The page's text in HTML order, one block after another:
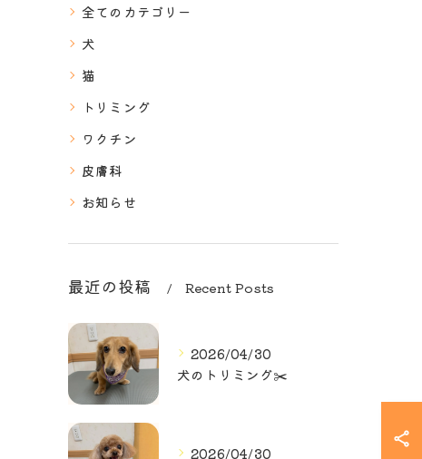
全てのカテゴリー
犬
猫
トリミング
ワクチン
皮膚科
お知らせ
最近の投稿 Recent Posts
2026/04/30
犬のトリミング✂️
2026/04/30